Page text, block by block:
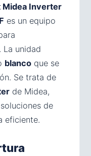
Midea Inverter
es un equipo
unidad
blanco que se
Se trata de
de Midea,
de
eficiente.